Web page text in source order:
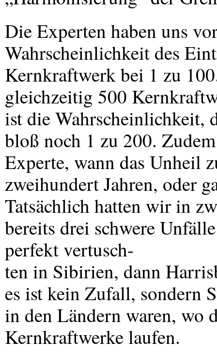
Die Experten haben uns
Wahrscheinlichkeit des
Kernkraftwerk bei 1 zu
gleichzeitig 500
ist die Wahrscheinlichkeit,
bloß noch 1 zu 200.
Experte, wann das Unheil
zweihundert Jahren, oder
Tatsächlich hatten wir in
bereits drei schwere
perfekt vertusch-
ten in Sibirien, dann
es ist kein Zufall, sondern
in den Ländern waren, wo
Kernkraftwerke laufen.